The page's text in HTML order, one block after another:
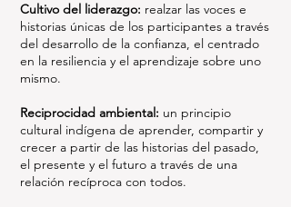
Cultivo del liderazgo: realzar las voces e
historias únicas de los participantes a través
del desarrollo de la confianza, el centrado
en la resiliencia y el aprendizaje sobre uno
mismo.
Reciprocidad ambiental: un principio
cultural indígena de aprender, compartir y
crecer a partir de las historias del pasado,
el presente y el futuro a través de una
relación recíproca con todos.